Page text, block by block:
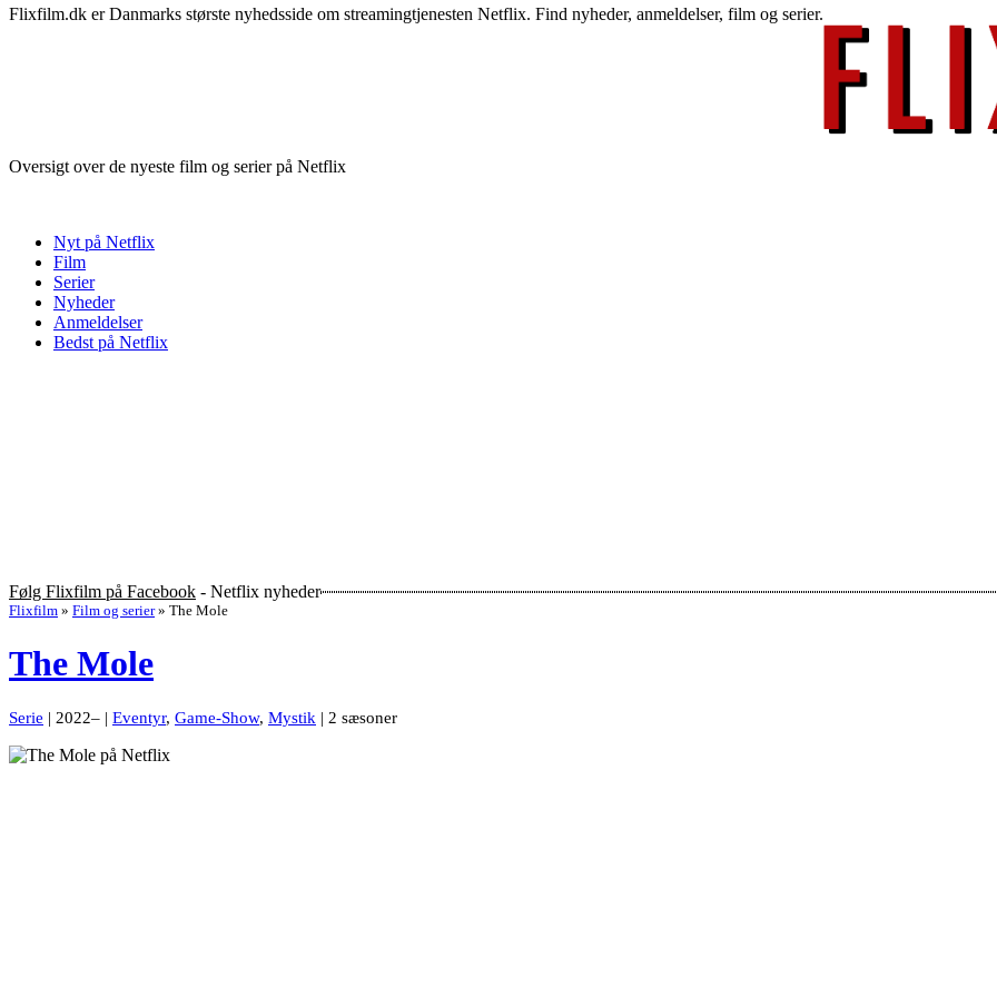
Flixfilm.dk er Danmarks største nyhedsside om streamingtjenesten Netflix. Find nyheder, anmeldelser, film og serier.
Oversigt over de nyeste film og serier på Netflix
Nyt på Netflix
Film
Serier
Nyheder
Anmeldelser
Bedst på Netflix
Følg Flixfilm på Facebook - Netflix nyheder
Flixfilm » Film og serier » The Mole
The Mole
Serie | 2022– | Eventyr, Game-Show, Mystik | 2 sæsoner